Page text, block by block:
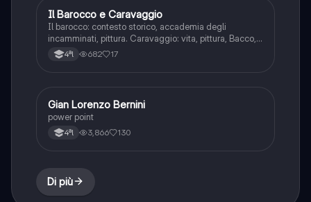
Storia dell'arte
Il Barocco e Caravaggio
Il barocco: contesto storico, accademia degli
incamminati, pittura. Caravaggio: vita, pittura, Bacco,
canestra di frutta, testa di medusa e cappella
contarelli
4ªl 682 17
Storia dell'arte
Gian Lorenzo Bernini
power point
4ªl 3,866 130
Di più